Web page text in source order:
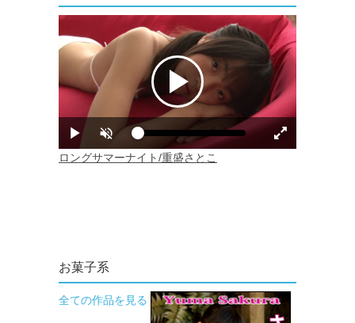
お菓子系
全ての作品を見る